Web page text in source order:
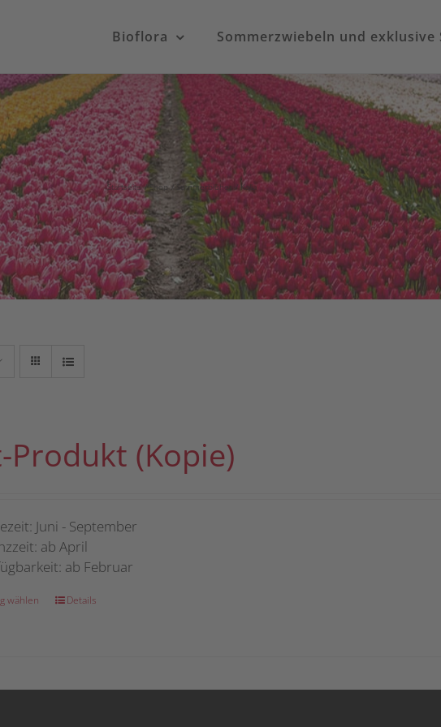
Bioflora Sommerzwiebeln und exklusive
Startseite Shop Sommerblüher Kalla
Produkt (Kopie)
Juni - September
ab April
ab Februar
wählen
Dieses
Details